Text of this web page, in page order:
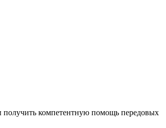
получить компетентную помощь передовых